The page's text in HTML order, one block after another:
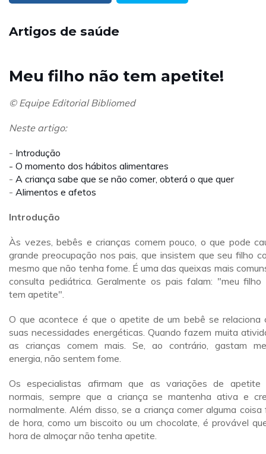
Artigos de saúde
Meu filho não tem apetite!
© Equipe Editorial Bibliomed
Neste artigo:
- Introdução
- O momento dos hábitos alimentares
- A criança sabe que se não comer, obterá o que quer
- Alimentos e afetos
Introdução
Às vezes, bebês e crianças comem pouco, o que pode
grande preocupação nos pais, que insistem que seu filho
mesmo que não tenha fome. É uma das queixas mais
consulta pediátrica. Geralmente os pais falam: "meu filho
tem apetite".
O que acontece é que o apetite de um bebê se relaciona
suas necessidades energéticas. Quando fazem muita
as crianças comem mais. Se, ao contrário, gastam
energia, não sentem fome.
Os especialistas afirmam que as variações de apetite
normais, sempre que a criança se mantenha ativa e
normalmente. Além disso, se a criança comer alguma coisa
de hora, como um biscoito ou um chocolate, é provável
hora de almoçar não tenha apetite.